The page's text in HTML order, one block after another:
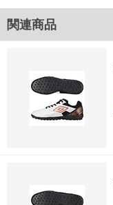
関連商品